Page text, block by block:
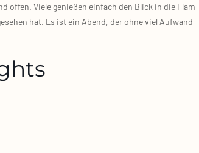
offen. Vie­le genie­ßen ein­fach den Blick in die Flam­
hat. Es ist ein Abend, der ohne viel Auf­wand